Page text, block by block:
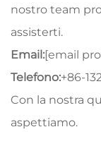
nostro team
assisterti.
Email:[email
Telefono:+86-
Con la nostra
aspettiamo.